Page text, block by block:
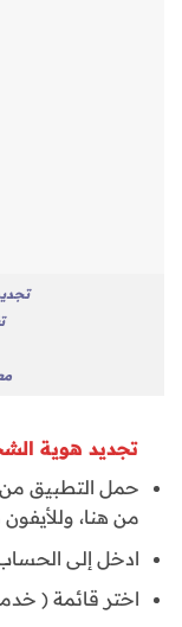
تجديد هوية
حمل التطبيق من
من هنا،
ادخل إلى
اختر قائمة (